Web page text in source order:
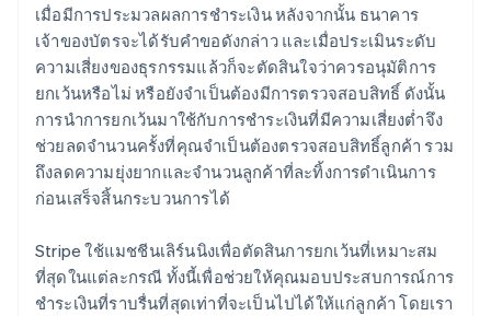
เมื่อมีการประมวลผลการชำระเงิน หลังจากนั้น ธนาคาร
เจ้าของบัตรจะได้รับคำขอดังกล่าว และเมื่อประเมินระดับ
ความเสี่ยงของธุรกรรมแล้วก็จะตัดสินใจว่าควรอนุมัติการ
ยกเว้นหรือไม่ หรือยังจำเป็นต้องมีการตรวจสอบสิทธิ์ ดังนั้น
การนำการยกเว้นมาใช้กับการชำระเงินที่มีความเสี่ยงต่ำจึง
ช่วยลดจำนวนครั้งที่คุณจำเป็นต้องตรวจสอบสิทธิ์ลูกค้า รวม
ถึงลดความยุ่งยากและจำนวนลูกค้าที่ละทิ้งการดำเนินการ
ก่อนเสร็จสิ้นกระบวนการได้
Stripe ใช้แมชชีนเลิร์นนิงเพื่อตัดสินการยกเว้นที่เหมาะสม
ที่สุดในแต่ละกรณี ทั้งนี้เพื่อช่วยให้คุณมอบประสบการณ์การ
ชำระเงินที่ราบรื่นที่สุดเท่าที่จะเป็นไปได้ให้แก่ลูกค้า โดยเรา